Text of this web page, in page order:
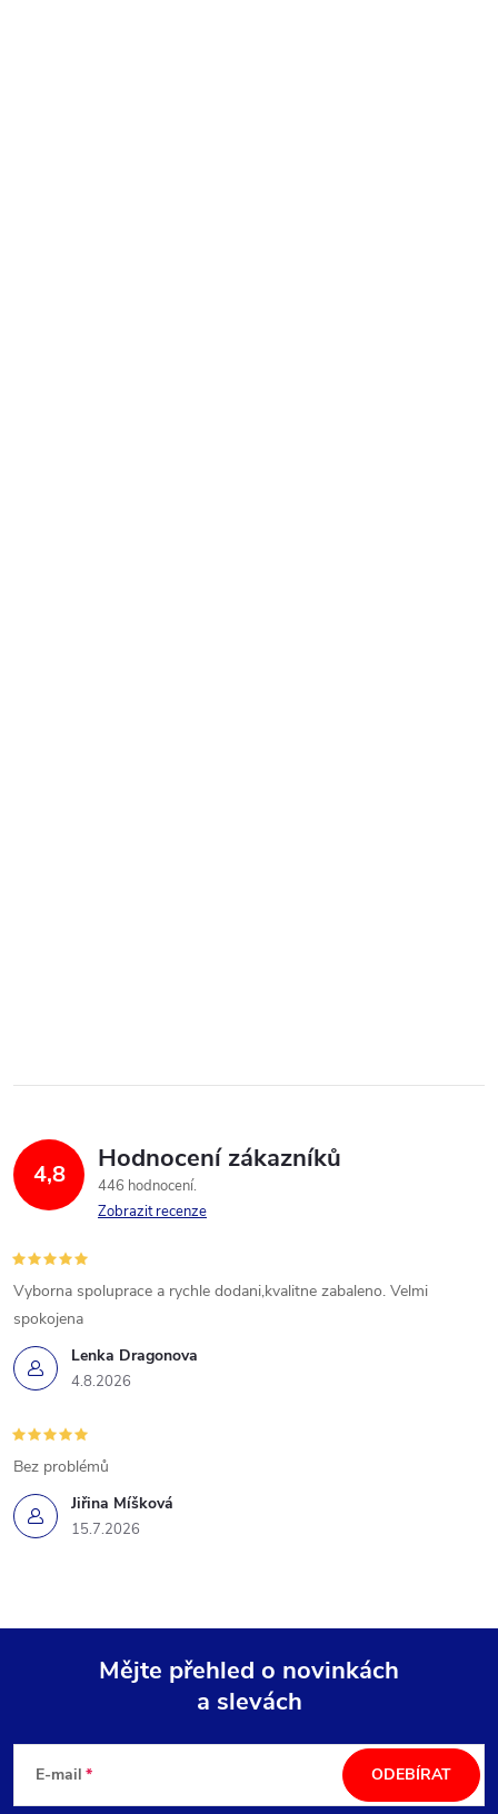
4,8 Hodnocení zákazníků
446 hodnocení
Zobrazit recenze
Lenka Dragonova
4.8.2026
Vyborna spoluprace a rychle dodani,kvalitne zabaleno. Velmi
spokojena
Jiřina Míšková
15.7.2026
Bez problémů
Mějte přehled o novinkách
a slevách
E-mail ODEBÍRAT